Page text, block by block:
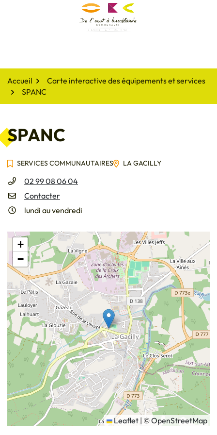
De l'oust à Brocéliande
Accueil
Carte interactive des équipements et services
SPANC
SPANC
SERVICES COMMUNAUTAIRES LA GACILLY
Infos utiles
02 99 08 06 04
Contacter
lundi au vendredi
+
−
Leaflet | ©OpenStreetMap